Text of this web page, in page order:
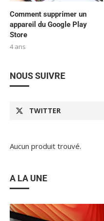
Comment supprimer un
appareil du Google Play
Store
4 ans
NOUS SUIVRE
TWITTER
Aucun produit trouvé.
A LA UNE